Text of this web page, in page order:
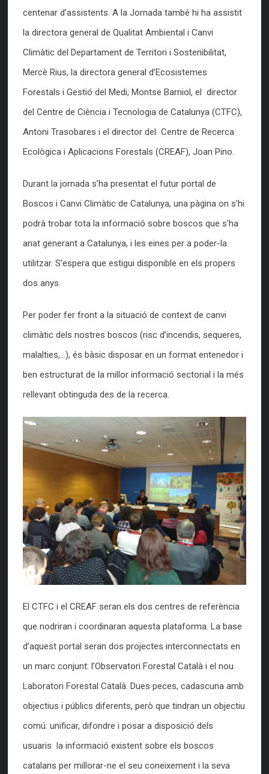
centenar d’assistents. A la Jornada també hi ha assistit
la directora general de Qualitat Ambiental i Canvi
Climàtic del Departament de Territori i Sostenibilitat,
Mercè Rius, la directora general d’Ecosistemes
Forestals i Gestió del Medi, Montse Barniol, el director
del Centre de Ciència i Tecnologia de Catalunya (CTFC),
Antoni Trasobares i el director del Centre de Recerca
Ecològica i Aplicacions Forestals (CREAF), Joan Pino.
Durant la jornada s’ha presentat el futur portal de
Boscos i Canvi Climàtic de Catalunya, una pàgina on s’hi
podrà trobar tota la informació sobre boscos que s’ha
anat generant a Catalunya, i les eines per a poder-la
utilitzar. S’espera que estigui disponible en els propers
dos anys.
Per poder fer front a la situació de context de canvi
climàtic dels nostres boscos (risc d’incendis, sequeres,
malalties,…), és bàsic disposar en un format entenedor i
ben estructurat de la millor informació sectorial i la més
rellevant obtinguda des de la recerca.
El CTFC i el CREAF seran els dos centres de referència
que nodriran i coordinaran aquesta plataforma. La base
d’aquest portal seran dos projectes interconnectats en
un marc conjunt: l’Observatori Forestal Català i el nou
Laboratori Forestal Català. Dues peces, cadascuna amb
objectius i públics diferents, però que tindran un objectiu
comú: unificar, difondre i posar a disposició dels
usuaris la informació existent sobre els boscos
catalans per millorar-ne el seu coneixement i la seva